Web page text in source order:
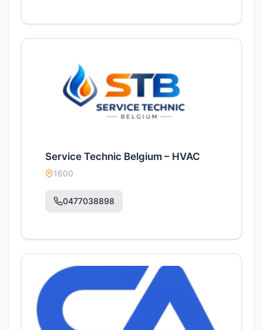
Service Technic Belgium – HVAC
1600
0477038898